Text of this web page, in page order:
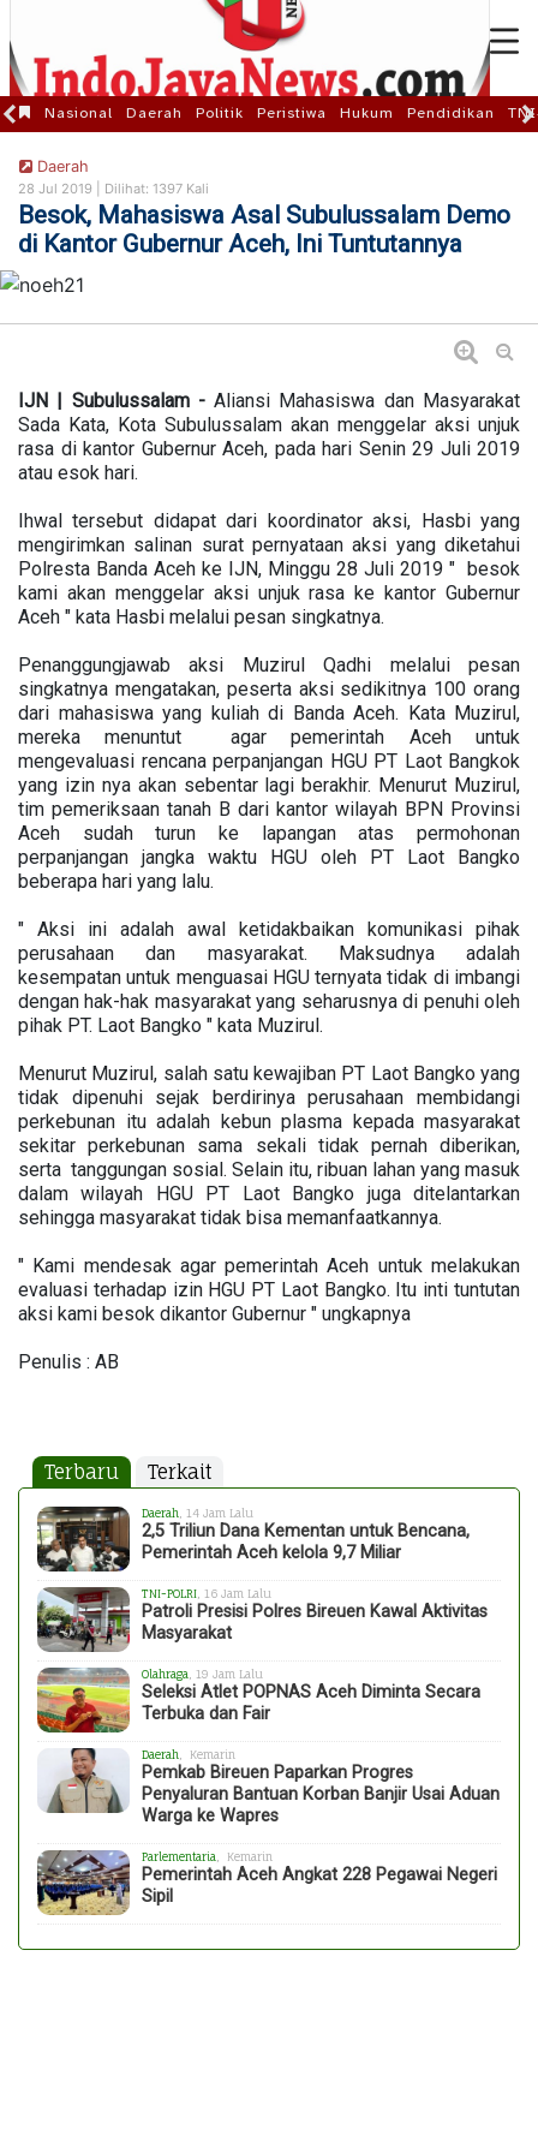
Nasional Daerah Politik Peristiwa Hukum Pendidikan
Daerah
28 Jul 2019 | Dilihat: 1397 Kali
Besok, Mahasiswa Asal Subulussalam Demo
di Kantor Gubernur Aceh, Ini Tuntutannya
IJN | Subulussalam -Aliansi Mahasiswa dan Masyarakat
Sada Kata, Kota Subulussalam akan menggelar aksi unjuk
rasa di kantor Gubernur Aceh, pada hari Senin 29 Juli 2019
atau esok hari.
Ihwal tersebut didapat dari koordinator aksi, Hasbi yang
mengirimkan salinan surat pernyataan aksi yang diketahui
Polresta Banda Aceh ke IJN, Minggu 28 Juli 2019 " besok
kami akan menggelar aksi unjuk rasa ke kantor Gubernur
Aceh " kata Hasbi melalui pesan singkatnya.
Penanggungjawab aksi Muzirul Qadhi melalui pesan
singkatnya mengatakan, peserta aksi sedikitnya 100 orang
dari mahasiswa yang kuliah di Banda Aceh. Kata Muzirul,
mereka menuntut agar pemerintah Aceh untuk
mengevaluasi rencana perpanjangan HGU PT Laot Bangkok
yang izin nya akan sebentar lagi berakhir. Menurut Muzirul,
tim pemeriksaan tanah B dari kantor wilayah BPN Provinsi
Aceh sudah turun ke lapangan atas permohonan
perpanjangan jangka waktu HGU oleh PT Laot Bangko
beberapa hari yang lalu.
" Aksi ini adalah awal ketidakbaikan komunikasi pihak
perusahaan dan masyarakat. Maksudnya adalah
kesempatan untuk menguasai HGU ternyata tidak di imbangi
dengan hak-hak masyarakat yang seharusnya di penuhi oleh
pihak PT. Laot Bangko " kata Muzirul.
Menurut Muzirul, salah satu kewajiban PT Laot Bangko yang
tidak dipenuhi sejak berdirinya perusahaan membidangi
perkebunan itu adalah kebun plasma kepada masyarakat
sekitar perkebunan sama sekali tidak pernah diberikan,
serta tanggungan sosial. Selain itu, ribuan lahan yang masuk
dalam wilayah HGU PT Laot Bangko juga ditelantarkan
sehingga masyarakat tidak bisa memanfaatkannya.
" Kami mendesak agar pemerintah Aceh untuk melakukan
evaluasi terhadap izin HGU PT Laot Bangko. Itu inti tuntutan
aksi kami besok dikantor Gubernur " ungkapnya
Penulis : AB
Terbaru Terkait
Daerah , 14 Jam Lalu
2,5 Triliun Dana Kementan untuk Bencana,
Pemerintah Aceh kelola 9,7 Miliar
TNI-POLRI , 16 Jam Lalu
Patroli Presisi Polres Bireuen Kawal Aktivitas
Masyarakat
Olahraga , 19 Jam Lalu
Seleksi Atlet POPNAS Aceh Diminta Secara
Terbuka dan Fair
Daerah , Kemarin
Pemkab Bireuen Paparkan Progres
Penyaluran Bantuan Korban Banjir Usai Aduan
Warga ke Wapres
Parlementaria , Kemarin
Pemerintah Aceh Angkat 228 Pegawai Negeri
Sipil